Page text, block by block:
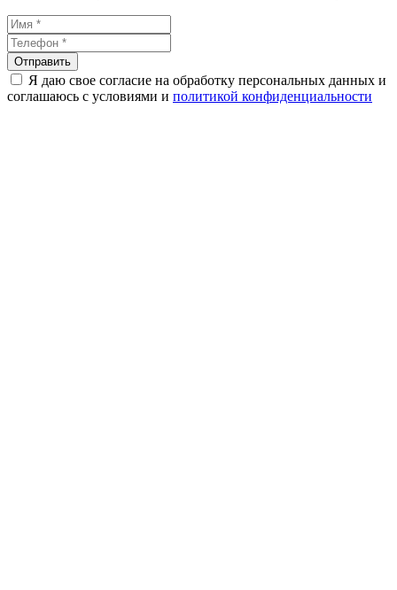
Я даю свое согласие на обработку персональных данных и
соглашаюсь с условиями и политикой конфиденциальности